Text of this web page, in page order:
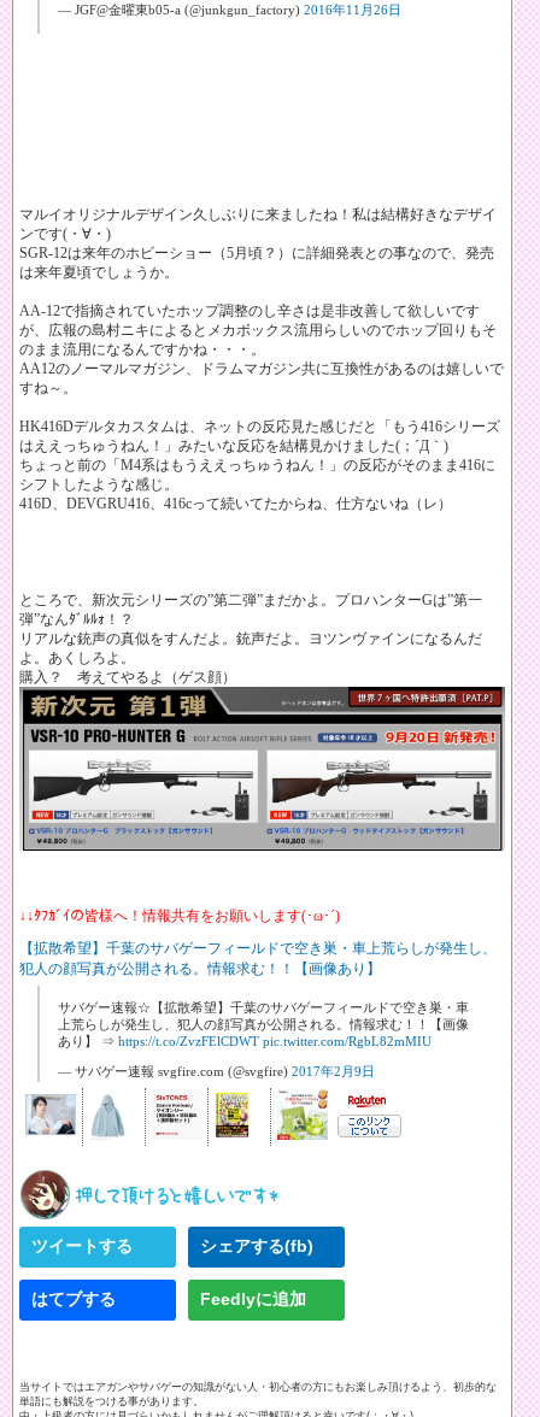
— JGF@金曜東b05-a (@junkgun_factory) 2016年11月26日
マルイオリジナルデザイン久しぶりに来ましたね！私は結構好きなデザイ
ンです(・∀・)
SGR-12は来年のホビーショー（5月頃？）に詳細発表との事なので、発売
は来年夏頃でしょうか。
AA-12で指摘されていたホップ調整のし辛さは是非改善して欲しいです
が、広報の島村ニキによるとメカボックス流用らしいのでホップ回りもそ
のまま流用になるんですかね・・・。
AA12のノーマルマガジン、ドラムマガジン共に互換性があるのは嬉しいで
すね～。
HK416Dデルタカスタムは、ネットの反応見た感じだと「もう416シリーズ
はええっちゅうねん！」みたいな反応を結構見かけました(；´Д｀)
ちょっと前の「M4系はもうええっちゅうねん！」の反応がそのまま416に
シフトしたような感じ。
416D、DEVGRU416、416cって続いてたからね、仕方ないね（レ）
ところで、新次元シリーズの”第二弾”まだかよ。プロハンターGは”第一
弾”なんﾀﾞﾙﾙｫ！？
リアルな銃声の真似をすんだよ。銃声だよ。ヨツンヴァインになるんだ
よ。あくしろよ。
購入？ 考えてやるよ（ゲス顔）
↓↓ﾀﾌｶﾞｲの皆様へ！情報共有をお願いします(･ω･´)
【拡散希望】千葉のサバゲーフィールドで空き巣・車上荒らしが発生し、
犯人の顔写真が公開される。情報求む！！【画像あり】
サバゲー速報☆【拡散希望】千葉のサバゲーフィールドで空き巣・車
上荒らしが発生し、犯人の顔写真が公開される。情報求む！！【画像
あり】 ⇒ https://t.co/ZvzFElCDWT pic.twitter.com/RgbL82mMIU
— サバゲー速報 svgfire.com (@svgfire) 2017年2月9日
ツイートする シェアする(fb)
はてブする Feedlyに追加
当サイトではエアガンやサバゲーの知識がない人・初心者の方にもお楽しみ頂けるよう、初歩的な
単語にも解説をつける事があります。